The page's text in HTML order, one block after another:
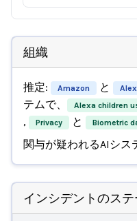
組織
推定: Amazon と
テムで、
Alexa children
, Privacy と Biometric
関与が疑われるAIシス
インシデントのステ